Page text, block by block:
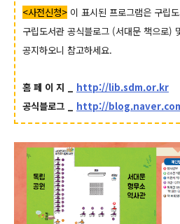
<사전신청> 이 표시된 프로그램은 구립
구립도서관 공식블로그 (서대문 책으로)
공지하오니 참고하세요.
홈 페 이 지 _ http://lib.sdm.or.kr
공식블로그 _ http://